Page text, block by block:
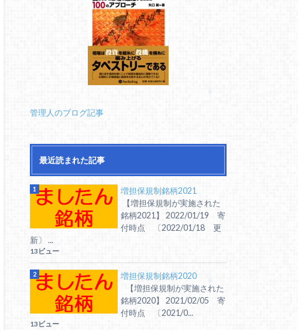
管理人のブログ記事
最近読まれた記事
増担保規制銘柄2021
【増担保規制が実施された
銘柄2021】 2022/01/19 寄
付時点 〔2022/01/18 更
新〕 ...
13ビュー
増担保規制銘柄2020
【増担保規制が実施された
銘柄2020】 2021/02/05 寄
付時点 〔2021/0...
13ビュー